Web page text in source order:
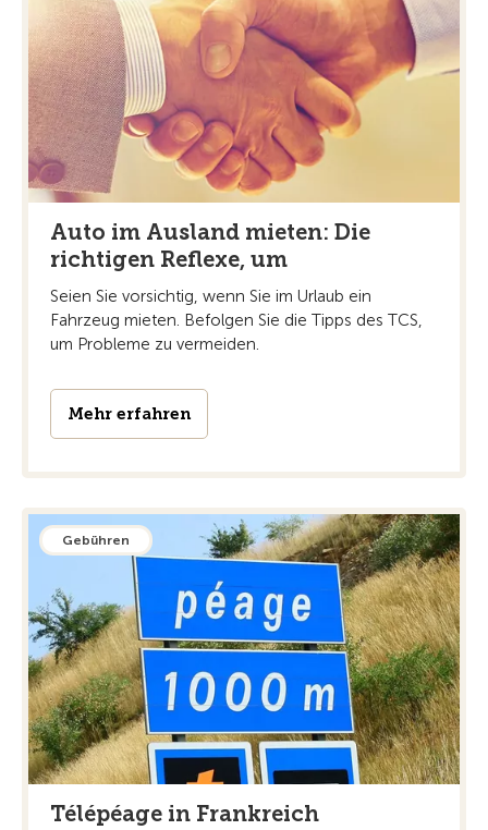
Auto im Ausland mieten: Die
richtigen Reflexe, um
Seien Sie vorsichtig, wenn Sie im Urlaub ein
Fahrzeug mieten. Befolgen Sie die Tipps des TCS,
um Probleme zu vermeiden.
Mehr erfahren
Gebühren
Télépéage in Frankreich